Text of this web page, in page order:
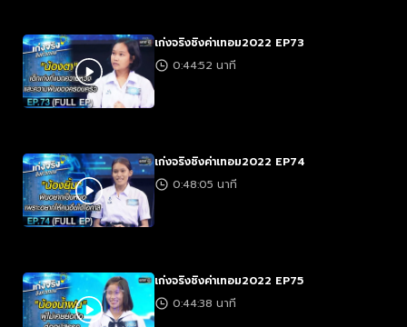
เก่งจริงชิงค่าเทอม2022 EP73
0:44:52 นาที
เก่งจริงชิงค่าเทอม2022 EP74
0:48:05 นาที
เก่งจริงชิงค่าเทอม2022 EP75
0:44:38 นาที